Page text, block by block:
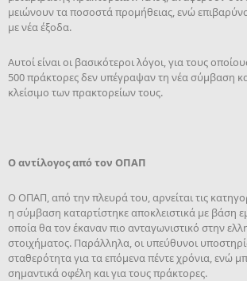
μειώνουν τα ποσοστά προμήθειας, ενώ
με νέα έξοδα.
Αυτοί είναι οι βασικότεροι λόγοι, για τους
500 πράκτορες δεν υπέγραψαν τη νέα σύμβαση
κλείσιμο των πρακτορείων τους.
Ο αντίλογος από τον ΟΠΑΠ
Ο ΟΠΑΠ, από την πλευρά του, αρνείται τις
η σύμβαση καταρτίστηκε αποκλειστικά με βάση
οποία θα τον έκαναν πιο ανταγωνιστικό στην
στοιχήματος. Παράλληλα, οι υπεύθυνοι
σταθερότητα για τα επόμενα πέντε χρόνια, ενώ
σημαντικά οφέλη και για τους πράκτορες.